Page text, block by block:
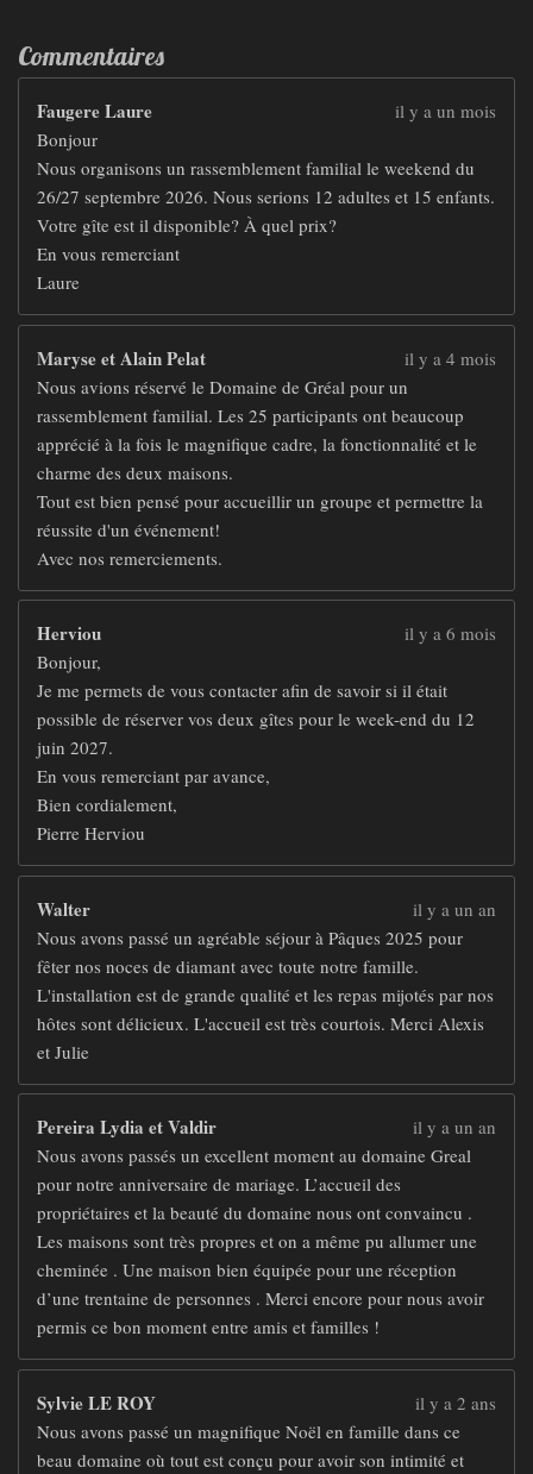
Commentaires
Faugere Laure
il y a un mois
Bonjour
Nous organisons un rassemblement familial le weekend du
26/27 septembre 2026. Nous serions 12 adultes et 15 enfants.
Votre gîte est il disponible? À quel prix?
En vous remerciant
Laure
Maryse et Alain Pelat
il y a 4 mois
Nous avions réservé le Domaine de Gréal pour un
rassemblement familial. Les 25 participants ont beaucoup
apprécié à la fois le magnifique cadre, la fonctionnalité et le
charme des deux maisons.
Tout est bien pensé pour accueillir un groupe et permettre la
réussite d'un événement!
Avec nos remerciements.
Herviou
il y a 6 mois
Bonjour,
Je me permets de vous contacter afin de savoir si il était
possible de réserver vos deux gîtes pour le week-end du 12
juin 2027.
En vous remerciant par avance,
Bien cordialement,
Pierre Herviou
Walter
il y a un an
Nous avons passé un agréable séjour à Pâques 2025 pour
fêter nos noces de diamant avec toute notre famille.
L'installation est de grande qualité et les repas mijotés par nos
hôtes sont délicieux. L'accueil est très courtois. Merci Alexis
et Julie
Pereira Lydia et Valdir
il y a un an
Nous avons passés un excellent moment au domaine Greal
pour notre anniversaire de mariage. L’accueil des
propriétaires et la beauté du domaine nous ont convaincu .
Les maisons sont très propres et on a même pu allumer une
cheminée . Une maison bien équipée pour une réception
d’une trentaine de personnes . Merci encore pour nous avoir
permis ce bon moment entre amis et familles !
Sylvie LE ROY
il y a 2 ans
Nous avons passé un magnifique Noël en famille dans ce
beau domaine où tout est conçu pour avoir son intimité et